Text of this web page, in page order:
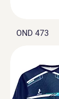
OND 473